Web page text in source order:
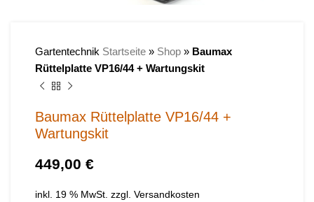
Gartentechnik Startseite » Shop » Baumax
Rüttelplatte VP16/44 + Wartungskit
Baumax Rüttelplatte VP16/44 +
Wartungskit
€
inkl. 19 % MwSt. zzgl. Versandkosten